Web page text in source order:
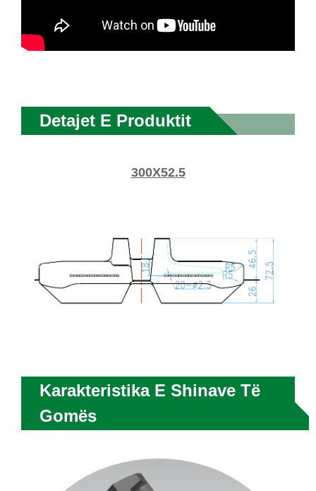
Detajet E Produktit
300X52.5
Karakteristika E Shinave Të
Gomës